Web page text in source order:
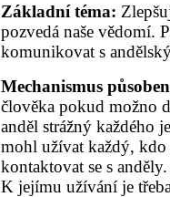
Základní téma:
pozvedá naše vědomí.
komunikovat s
Mechanismus
člověka pokud možno
anděl strážný každého
mohl užívat každý,
kontaktovat se s
K jejímu užívání je